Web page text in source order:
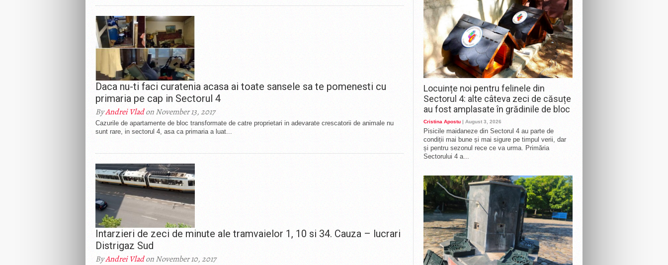
Daca nu-ti faci curatenia acasa ai toate sansele sa te pomenesti cu
primaria pe cap in Sectorul 4
ByAndrei Vladon November 13, 2017
Cazurile de apartamente de bloc transformate de catre proprietari in adevarate crescatorii de animale nu
sunt rare, in sectorul 4, asa ca primaria a luat...
Intarzieri de zeci de minute ale tramvaielor 1, 10 si 34. Cauza – lucrari
Distrigaz Sud
ByAndrei Vladon November 10, 2017
Locuințe noi pentru felinele din
Sectorul 4: alte câteva zeci de căsuțe
au fost amplasate în grădinile de bloc
Cristina Apostu | August 3, 2026
Pisicile maidaneze din Sectorul 4 au parte de
condiții mai bune și mai sigure pe timpul verii, dar
și pentru sezonul rece ce va urma. Primăria
Sectorului 4 a...